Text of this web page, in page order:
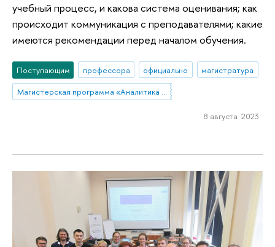
учебный процесс, и какова система оценивания; как
происходит коммуникация с преподавателями; какие
имеются рекомендации перед началом обучения.
Поступающим профессора официально
магистратура
Магистерская программа «Аналитика данных и прикладная статистика / Data Analytics and Social Statistics»
8 августа 2023